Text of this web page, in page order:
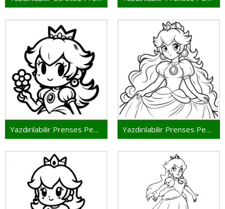
Yazdırılabilir Prenses Peach Resmi Yazdırılabilir Prenses Peach Çocuklar İçin